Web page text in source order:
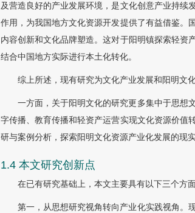
及营造良好的产业发展环境，是文化创意产业持续
作用，为我国地方文化资源开发提供了有益借鉴。
内容创新和文化品牌塑造。这对于阳明镇探索轻资
结合中国地方实际进行本土化转化。
综上所述，现有研究为文化产业发展和阳明文
一方面，关于阳明文化的研究更多集中于思想
字传播、教育传播和轻资产运营实现文化资源价值
研与案例分析，探索阳明文化资源产业化发展的现
1.4 本文研究创新点
在已有研究基础上，本文主要具有以下三个方
第一，从思想研究视角转向产业化实践视角。